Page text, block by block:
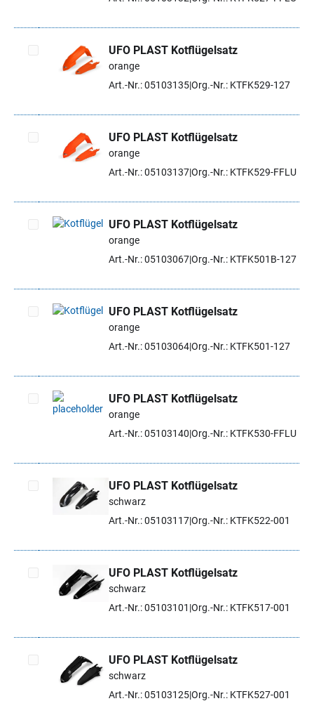
Artikel auswählen
UFO PLAST Kotflügelsatz
orange
Art.-Nr.: 05103135Org.-Nr.: KTFK529-127
Artikel auswählen
UFO PLAST Kotflügelsatz
orange
Art.-Nr.: 05103137Org.-Nr.: KTFK529-FFLU
Artikel auswählen
UFO PLAST Kotflügelsatz
orange
Art.-Nr.: 05103067Org.-Nr.: KTFK501B-127
Artikel auswählen
UFO PLAST Kotflügelsatz
orange
Art.-Nr.: 05103064Org.-Nr.: KTFK501-127
Artikel auswählen
UFO PLAST Kotflügelsatz
orange
Art.-Nr.: 05103140 Org.-Nr.: KTFK530-FFLU
Artikel auswählen
UFO PLAST Kotflügelsatz
schwarz
Art.-Nr.: 05103117Org.-Nr.: KTFK522-001
Artikel auswählen
UFO PLAST Kotflügelsatz
schwarz
Art.-Nr.: 05103101 Org.-Nr.: KTFK517-001
Artikel auswählen
UFO PLAST Kotflügelsatz
schwarz
Art.-Nr.: 05103125Org.-Nr.: KTFK527-001